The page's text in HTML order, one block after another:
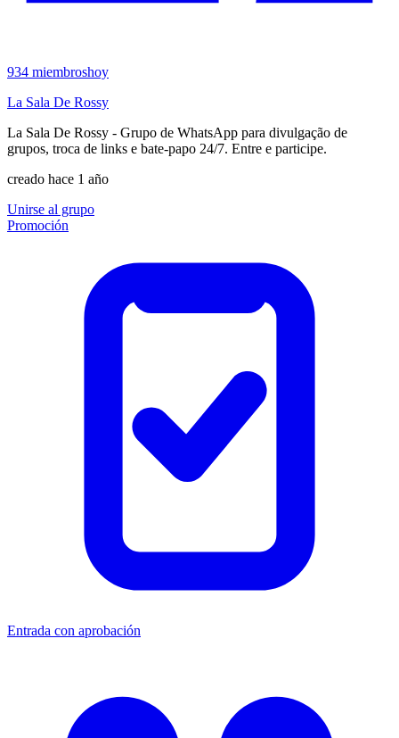
934 miembroshoy
La Sala De Rossy
La Sala De Rossy - Grupo de WhatsApp para divulgação de
grupos, troca de links e bate-papo 24/7. Entre e participe.
creado hace 1 año
Unirse al grupo
Promoción
Entrada con aprobación